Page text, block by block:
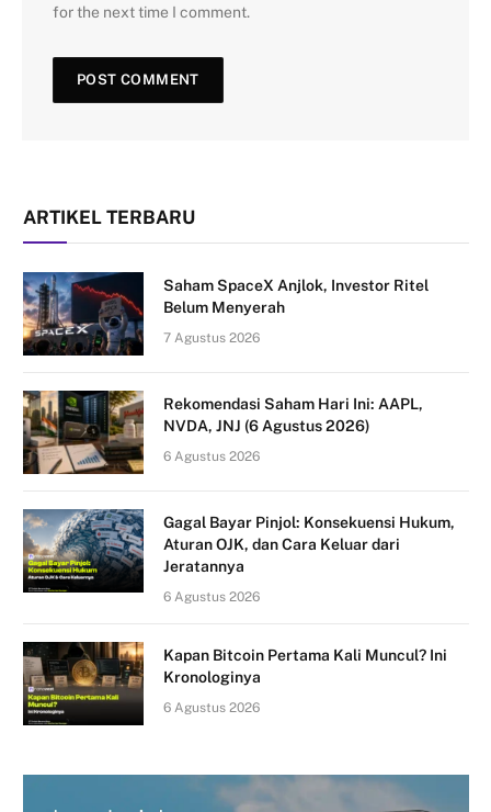
for the next time I comment.
ARTIKEL TERBARU
Saham SpaceX Anjlok, Investor Ritel
Belum Menyerah
7 Agustus 2026
Rekomendasi Saham Hari Ini: AAPL,
NVDA, JNJ (6 Agustus 2026)
6 Agustus 2026
Gagal Bayar Pinjol: Konsekuensi Hukum,
Aturan OJK, dan Cara Keluar dari
Jeratannya
6 Agustus 2026
Kapan Bitcoin Pertama Kali Muncul? Ini
Kronologinya
6 Agustus 2026